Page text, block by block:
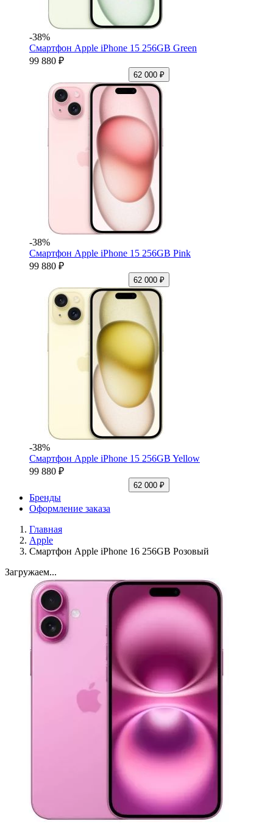
-38%
Смартфон Apple iPhone 15 256GB Green
99 880 ₽
62 000 ₽
-38%
Смартфон Apple iPhone 15 256GB Pink
99 880 ₽
62 000 ₽
-38%
Смартфон Apple iPhone 15 256GB Yellow
99 880 ₽
62 000 ₽
Бренды
Оформление заказа
Главная
Apple
Смартфон Apple iPhone 16 256GB Розовый
Загружаем...